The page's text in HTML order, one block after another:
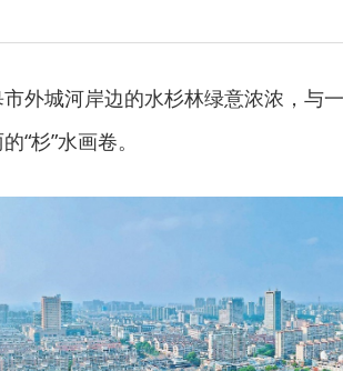
外城河岸边的水杉林绿意浓浓，与
“杉”水画卷。